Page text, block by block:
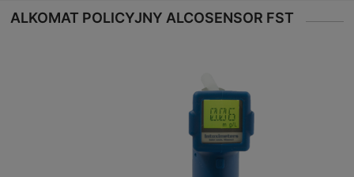
ALKOMAT POLICYJNY ALCOSENSOR FST